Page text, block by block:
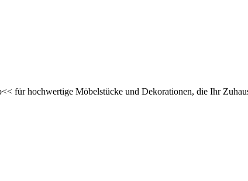
für hochwertige Möbelstücke und Dekorationen, die Ihr